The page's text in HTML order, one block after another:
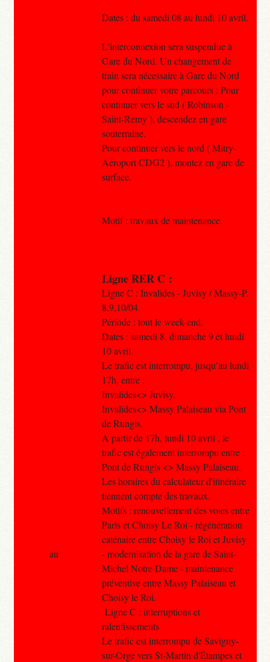
Dates : du samedi 08 au lundi 10 avril.
L'interconnexion sera suspendue à
Gare du Nord. Un changement de
train sera nécessaire à Gare du Nord
pour continuer votre parcours : Pour
continuer vers le sud ( Robinson -
Saint-Remy ), descendez en gare
souterraine.
Pour continuer vers le nord ( Mitry-
Aéroport CDG2 ), montez en gare de
surface.
Motif : travaux de maintenance.
Ligne RER C :
Ligne C : Invalides - Juvisy / Massy-P.
8,9,10/04.
Période : tout le week-end.
Dates : samedi 8, dimanche 9 et lundi
10 avril.
Le trafic est interrompu, jusqu’au lundi
17h, entre :
Invalides<> Juvisy.
Invalides<> Massy Palaiseau via Pont
de Rungis.
A partir de 17h, lundi 10 avril , le
trafic est également interrompu entre :
Pont de Rungis <> Massy Palaiseau.
Les horaires du calculateur d'itinéraire
tiennent compte des travaux.
Motifs : renouvellement des voies entre
Paris et Choisy Le Roi - régénération
caténaire entre Choisy le Roi et Juvisy
- modernisation de la gare de Saint-
Michel Notre Dame - maintenance
préventive entre Massy Palaiseau et
Choisy le Roi.
Ligne C : interruptions et
ralentissements
Le trafic est interrompu de Savigny-
sur-Orge vers St-Martin d'Étampes et
au